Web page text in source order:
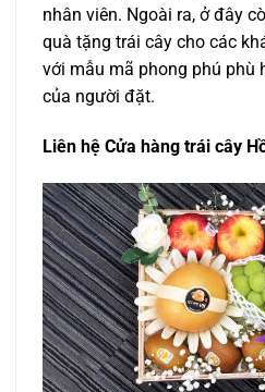
nhân viên. Ngoài ra, ở đây
quà tặng trái cây cho các
với mẫu mã phong phú phù
của người đặt.
Liên hệ Cửa hàng trái cây